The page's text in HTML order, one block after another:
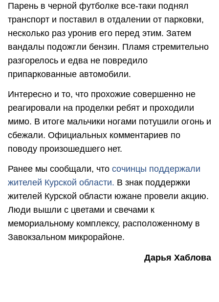
Парень в черной футболке все-таки поднял
транспорт и поставил в отдалении от парковки,
несколько раз уронив его перед этим. Затем
вандалы подожгли бензин. Пламя стремительно
разгорелось и едва не повредило
припаркованные автомобили.
Интересно и то, что прохожие совершенно не
реагировали на проделки ребят и проходили
мимо. В итоге мальчики ногами потушили огонь и
сбежали. Официальных комментариев по
поводу произошедшего нет.
Ранее мы сообщали, что сочинцы поддержали
жителей Курской области. В знак поддержки
жителей Курской области южане провели акцию.
Люди вышли с цветами и свечами к
мемориальному комплексу, расположенному в
Завокзальном микрорайоне.
Дарья Хаблова